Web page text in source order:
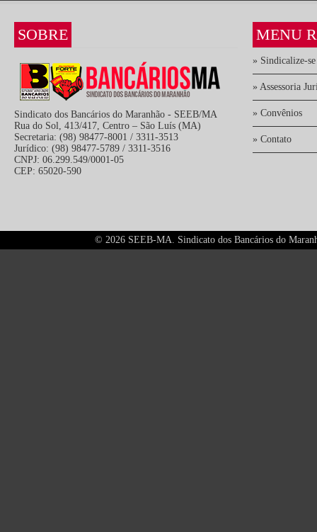
SOBRE
Sindicato dos Bancários do Maranhão - SEEB/MA
Rua do Sol, 413/417, Centro – São Luís (MA)
Secretaria: (98) 98477-8001 / 3311-3513
Jurídico: (98) 98477-5789 / 3311-3516
CNPJ: 06.299.549/0001-05
CEP: 65020-590
MENU
» Sindicalize-se
» Assessoria
» Convênios
» Contato
© 2026 SEEB-MA. Sindicato dos Bancários do